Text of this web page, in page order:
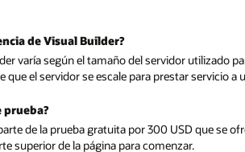
de Visual Builder?
varía según el tamaño del servidor utilizado
que el servidor se escale para prestar servicio
prueba?
de la prueba gratuita por 300 USD que se
superior de la página para comenzar.